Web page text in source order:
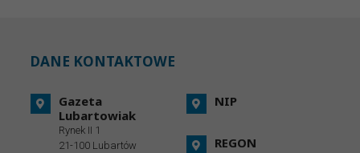
DANE KONTAKTOWE
Gazeta
Lubartowiak
Rynek II 1
21-100 Lubartów
NIP
REGON